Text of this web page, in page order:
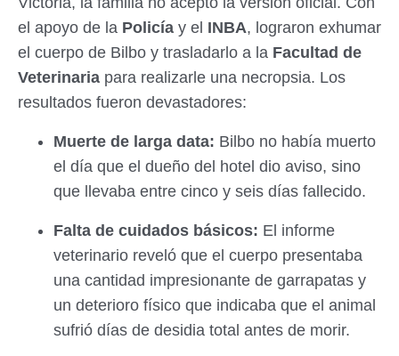
el apoyo de la Policía y el INBA, lograron exhumar
el cuerpo de Bilbo y trasladarlo a la Facultad de
Veterinaria para realizarle una necropsia. Los
resultados fueron devastadores:
Muerte de larga data: Bilbo no había muerto
el día que el dueño del hotel dio aviso, sino
que llevaba entre cinco y seis días fallecido.
Falta de cuidados básicos: El informe
veterinario reveló que el cuerpo presentaba
una cantidad impresionante de garrapatas y
un deterioro físico que indicaba que el animal
sufrió días de desidia total antes de morir.